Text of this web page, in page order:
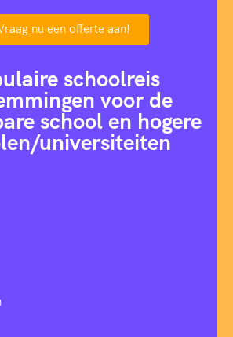
nu een offerte aan!
schoolreis
voor de
school en hogere
universiteiten